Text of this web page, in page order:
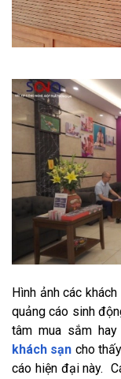
Hình ảnh các
quảng cáo sinh
tâm mua sắm hay
khách sạn cho
cáo hiện đại này.